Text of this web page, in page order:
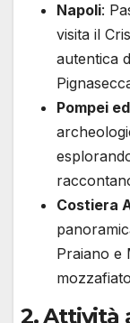
Napoli:
visita il
autentica
Pompei
Costiera
Praiano e
2. Attività